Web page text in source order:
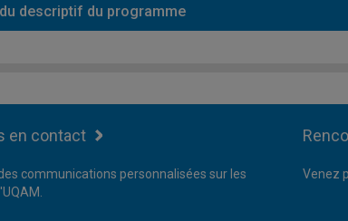
descriptif du programme
en contact
communications personnalisées sur les
Venez